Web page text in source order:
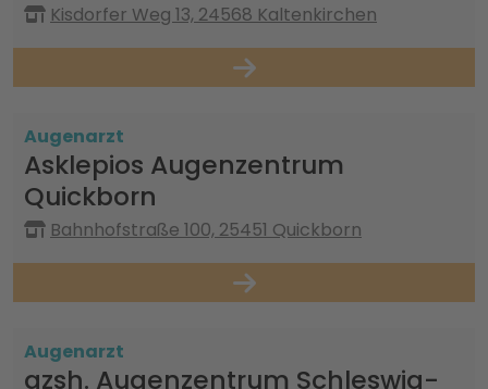
Kisdorfer Weg 13, 24568 Kaltenkirchen
Augenarzt
Asklepios Augenzentrum
Quickborn
Bahnhofstraße 100, 25451 Quickborn
Augenarzt
azsh. Augenzentrum Schleswig-